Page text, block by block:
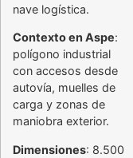
nave logística.
Contexto en Aspe:
polígono industrial
con accesos desde
autovía, muelles de
carga y zonas de
maniobra exterior.
Dimensiones: 8.500